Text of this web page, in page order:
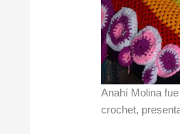
Anahí Molina
crochet,